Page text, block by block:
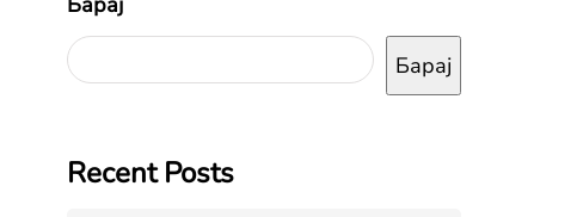
Барај
Recent Posts